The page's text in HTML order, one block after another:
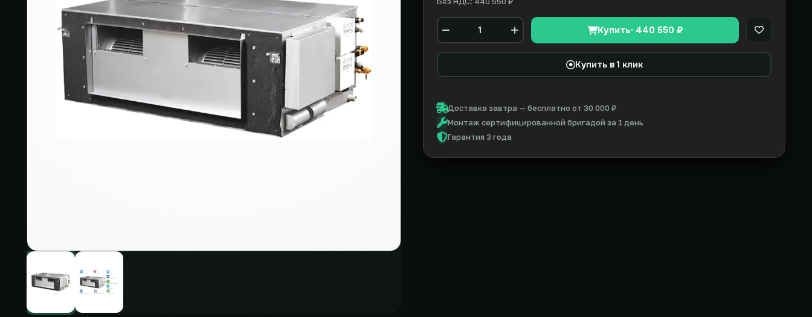
Количество Купить· 440 550 ₽ В закладки
Купить в 1 клик
Доставка завтра — бесплатно от 30 000 ₽
Монтаж сертифицированной бригадой за 1 день
Гарантия 3 года